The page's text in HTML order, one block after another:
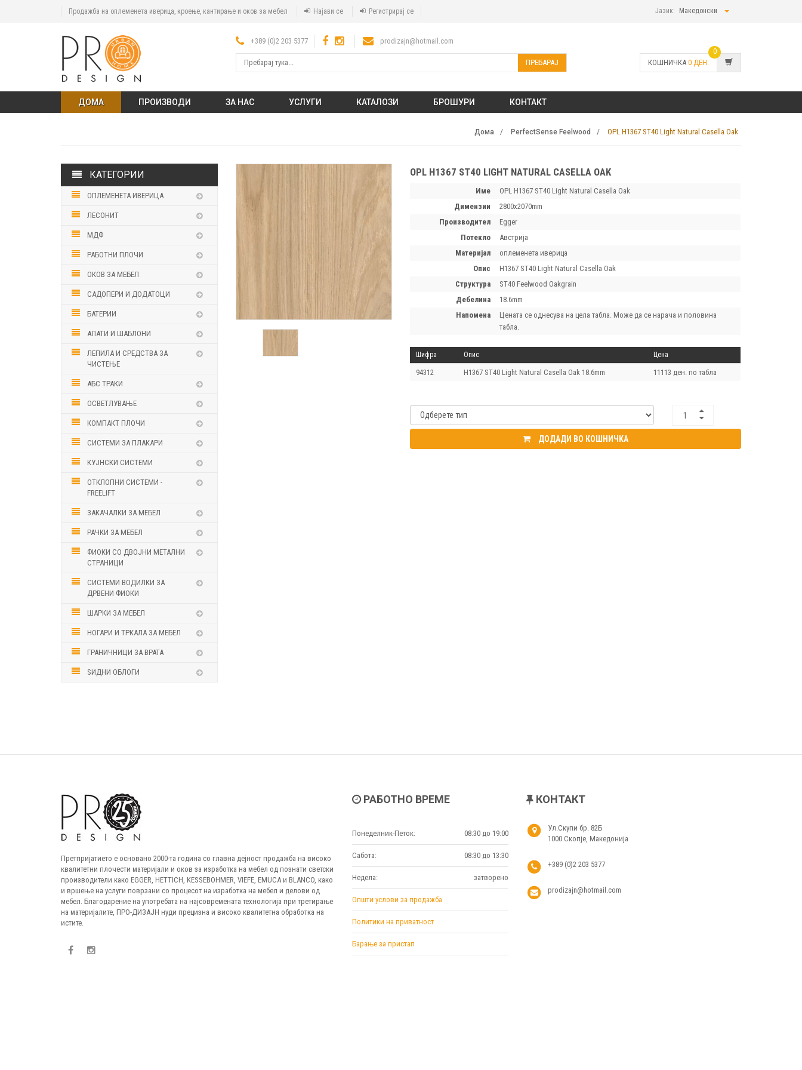
Продажба на оплеменета иверица, кроење, кантирање и оков за мебел Најави се Регистрирај се Јазик: Македонски
+389 (0)2 203 5377 prodizajn@hotmail.com
ПРЕБАРАЈ КОШНИЧКА 0 ДЕН.
0
ДОМА ПРОИЗВОДИ ЗА НАС УСЛУГИ КАТАЛОЗИ БРОШУРИ КОНТАКТ
Дома PerfectSense Feelwood OPL H1367 ST40 Light Natural Casella Oak
КАТЕГОРИИ
ОПЛЕМЕНЕТА ИВЕРИЦА
ЛЕСОНИТ
МДФ
РАБОТНИ ПЛОЧИ
ОКОВ ЗА МЕБЕЛ
САДОПЕРИ И ДОДАТОЦИ
БАТЕРИИ
АЛАТИ И ШАБЛОНИ
ЛЕПИЛА И СРЕДСТВА ЗА
ЧИСТЕЊЕ
АБС ТРАКИ
ОСВЕТЛУВАЊЕ
КОМПАКТ ПЛОЧИ
СИСТЕМИ ЗА ПЛАКАРИ
КУЈНСКИ СИСТЕМИ
ОТКЛОПНИ СИСТЕМИ -
FREELIFT
ЗАКАЧАЛКИ ЗА МЕБЕЛ
РАЧКИ ЗА МЕБЕЛ
ФИОКИ СО ДВОЈНИ МЕТАЛНИ
СТРАНИЦИ
СИСТЕМИ ВОДИЛКИ ЗА
ДРВЕНИ ФИОКИ
ШАРКИ ЗА МЕБЕЛ
НОГАРИ И ТРКАЛА ЗА МЕБЕЛ
ГРАНИЧНИЦИ ЗА ВРАТА
ЅИДНИ ОБЛОГИ
OPL H1367 ST40 LIGHT NATURAL CASELLA OAK
Име
OPL H1367 ST40 Light Natural Casella Oak
димензии
2800х2070mm
производител
Egger
потекло
Австрија
материјал
оплеменета иверица
опис
H1367 ST40 Light Natural Casella Oak
структура
ST40 Feelwood Oakgrain
дебелина
18.6mm
напомена
Цената се однесува на цела табла. Може да се нарача и половина
табла.
Шифра Опис Цена
94312 H1367 ST40 Light Natural Casella Oak 18.6mm 11113 ден. по табла
ДОДАДИ ВО КОШНИЧКА
Претпријатието е основано 2000-та година со главна дејност продажба на високо
квалитетни плочести материјали и оков за изработка на мебел од познати светски
производители како EGGER, HETTICH, KESSEBOHMER, VIEFE, EMUCA и BLANCO, како
и вршење на услуги поврзани со процесот на изработка на мебел и делови од
мебел. Благодарение на употребата на најсовремената технологија при третирање
на материјалите, ПРО-ДИЗАЈН нуди прецизна и високо квалитетна обработка на
истите.
РАБОТНО ВРЕМЕ
Понеделник-Петок: 08:30 до 19:00
Сабота: 08:30 до 13:30
Недела: затворено
Општи услови за продажба
Политики на приватност
Барање за пристап
КОНТАКТ
Ул.Скупи бр. 82Б
1000 Скопје, Македонија
+389 (0)2 203 5377
prodizajn@hotmail.com